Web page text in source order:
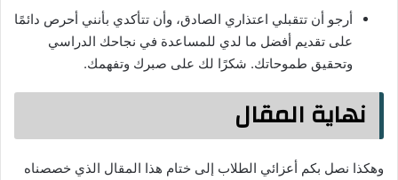
أرجو أن تتقبلي اعتذاري الصادق، وأن تتأكدي بأنني أحرص دائمًا
على تقديم أفضل ما لدي للمساعدة في نجاحك الدراسي
وتحقيق طموحاتك. شكرًا لك على صبرك وتفهمك.
نهاية المقال
وهكذا نصل بكم أعزائي الطلاب إلى ختام هذا المقال الذي خصصناه